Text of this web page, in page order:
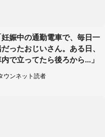
妊娠中の通勤電車で、毎日一
ったおじいさん。ある日、
で立ってたら後ろから...」
ウンネット読者